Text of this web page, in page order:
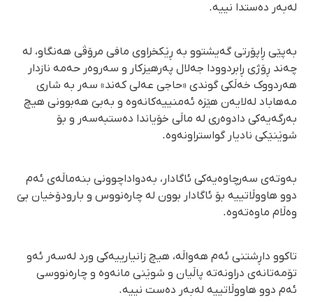
لەبەر دەستدا نییە.
بەپێی ڕاپۆرتی گەیشتوو بە ڕێکخراوی مافی مرۆڤی هەنگاو، لە
چەند ڕۆژی ڕابردوودا جەلال پەرهیزکار و سەروەر حەمە نازدار
هەردووک خەڵکی گوندی «حاجی عەلی کەند» سەر بە شاری
مەهاباد لەلایەن هێزە ئەمنییەکانەوە و بەبێ هەبوونی هیچ
بەرگەیەکی دادوەری لە ماڵی خۆیاندا دەستبەسەر و بۆ
شوێنێکی نادیار گواستراونەوە.
بەوتەی سەرچاوەیەکی ئاگادار، بەدواداچوونی بنەماڵەی ئەم
دوو هاووڵاتییە بۆ ئاگادار بوون لە چارەنووس و بارودۆخیان بێ
وەڵام ماوەتەوە.
تاکوو داڕشتنی ئەم هەواڵە، هیچ زانیارییەکی ورد لەسەر ئەو
تۆمەتانەی دراونەتە پاڵیان و شوێنی مانەوە و چارەنووسی
ئەم دوو هاووڵاتییە لەبەر دەست نییە.